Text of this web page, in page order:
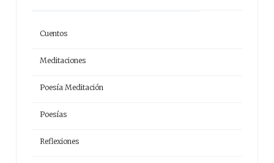
Cuentos
Meditaciones
Poesía Meditación
Poesías
Reflexiones